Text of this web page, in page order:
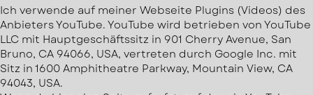
Ich verwende auf meiner Webseite Plugins (Videos) des
Anbieters YouTube. YouTube wird betrieben von YouTube
LLC mit Hauptgeschäftssitz in 901 Cherry Avenue, San
Bruno, CA 94066, USA, vertreten durch Google Inc. mit
Sitz in 1600 Amphitheatre Parkway, Mountain View, CA
94043, USA.